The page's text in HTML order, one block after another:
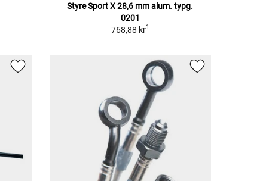
Styre Sport X 28,6 mm alum. typg.
0201
768,88 kr1